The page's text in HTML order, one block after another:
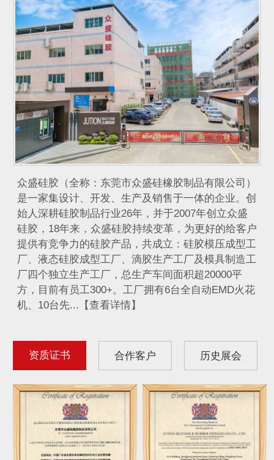
众盛硅胶（全称：东莞市众盛硅橡胶制品有限公司）
是一家集设计、开发、生产及销售于一体的企业。创
始人深耕硅胶制品行业26年，并于2007年创立众盛
硅胶，18年来，众盛硅胶持续变革，为更好的给客户
提供有竞争力的硅胶产品，共成立：硅胶模压成型工
厂、液态硅胶成型工厂、滴胶生产工厂及模具制造工
厂四个独立生产工厂，总生产车间面积超20000平
方，目前有员工300+。工厂拥有6台全自动EMD火花
机、10台先...【查看详情】
资质证书 合作客户 历史展会